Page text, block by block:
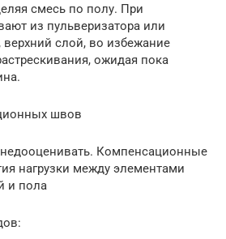
смесь по полу. При
из пульверизатора или
слой, во избежание
ожидая пока
швов
Компенсационные
нагрузки между элементами
и пола